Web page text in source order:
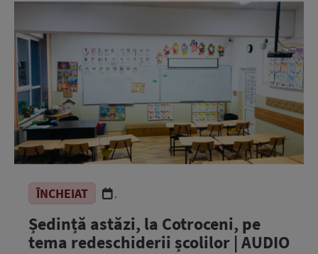
ÎNCHEIAT .
Ședință astăzi, la Cotroceni, pe
tema redeschiderii școlilor | AUDIO